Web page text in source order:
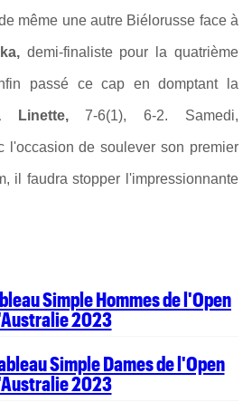
même une autre Biélorusse face à
demi-finaliste pour la quatrième
passé ce cap en domptant la
Linette,7-6(1), 6-2. Samedi,
l'occasion de soulever son premier
il faudra stopper l'impressionnante
Simple Hommes de l'Open
2023
Simple Dames de l'Open
2023